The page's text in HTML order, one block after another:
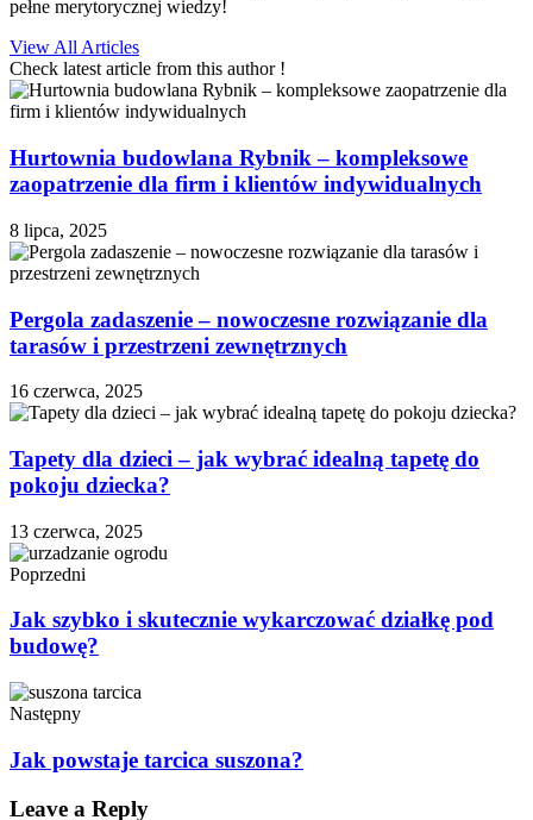
pełne merytorycznej wiedzy!
View All Articles
Check latest article from this author !
Hurtownia budowlana Rybnik – kompleksowe
zaopatrzenie dla firm i klientów indywidualnych
8 lipca, 2025
Pergola zadaszenie – nowoczesne rozwiązanie dla
tarasów i przestrzeni zewnętrznych
16 czerwca, 2025
Tapety dla dzieci – jak wybrać idealną tapetę do
pokoju dziecka?
13 czerwca, 2025
Poprzedni
Jak szybko i skutecznie wykarczować działkę pod
budowę?
Następny
Jak powstaje tarcica suszona?
Leave a Reply